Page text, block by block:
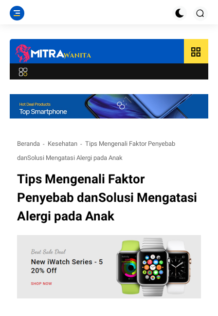
grid_view
Beranda Kesehatan
Tips Mengenali Faktor Penyebab
danSolusi Mengatasi Alergi pada Anak
Tips Mengenali Faktor
Penyebab danSolusi Mengatasi
Alergi pada Anak